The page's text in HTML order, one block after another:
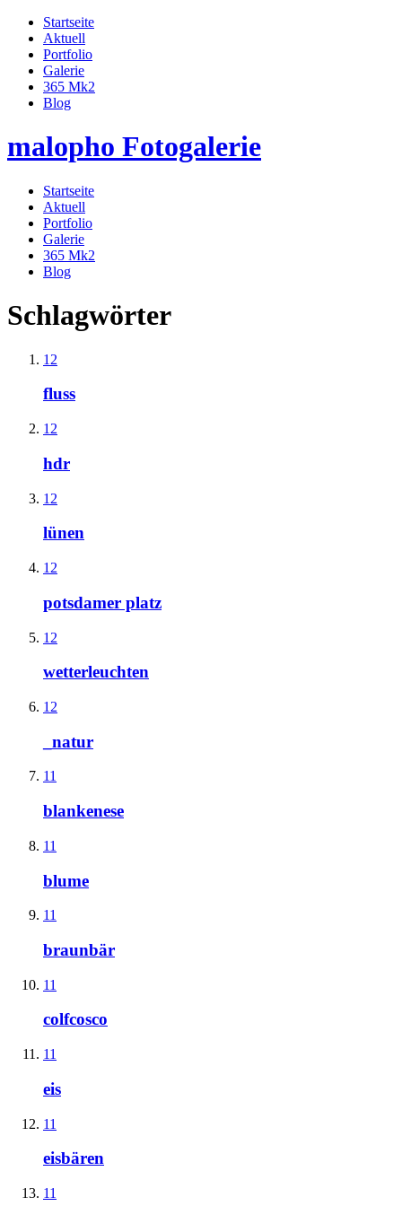
Startseite
Aktuell
Portfolio
Galerie
365 Mk2
Blog
malopho Fotogalerie
Startseite
Aktuell
Portfolio
Galerie
365 Mk2
Blog
Schlagwörter
12
fluss
12
hdr
12
lünen
12
potsdamer platz
12
wetterleuchten
12
_natur
11
blankenese
11
blume
11
braunbär
11
colfcosco
11
eis
11
eisbären
11